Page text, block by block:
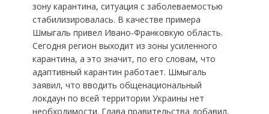
зону карантина, ситуация с заболеваемостью
стабилизировалась. В качестве примера
Шмыгаль привел Ивано-Франковкую область.
Сегодня регион выходит из зоны усиленного
карантина, а это значит, по его словам, что
адаптивный карантин работает. Шмыгаль
заявил, что вводить общенациональный
локдаун по всей территории Украины нет
необходимости. Глава правительства добавил,